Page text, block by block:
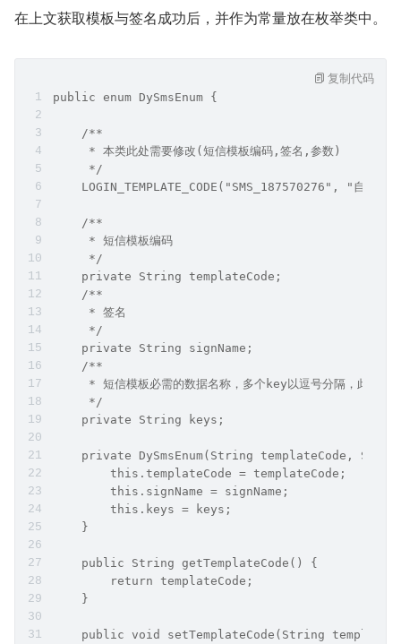
在上文获取模板与签名成功后，并作为常量放在枚举类中。
public enum DySmsEnum {
    /**
     * 本类此处需要修改(短信模板编码,签名,参数)
     */
LOGIN_TEMPLATE_CODE("SMS_187570276", "自定义软
    /**
     * 短信模板编码
     */
    private String templateCode;
    /**
     * 签名
     */
    private String signName;
    /**
* 短信模板必需的数据名称，多个key以逗号分隔，此处配
     */
    private String keys;
private DySmsEnum(String templateCode,
        this.templateCode = templateCode;
        this.signName = signName;
        this.keys = keys;
    }
    public String getTemplateCode() {
        return templateCode;
    }
public void setTemplateCode(String
复制代码